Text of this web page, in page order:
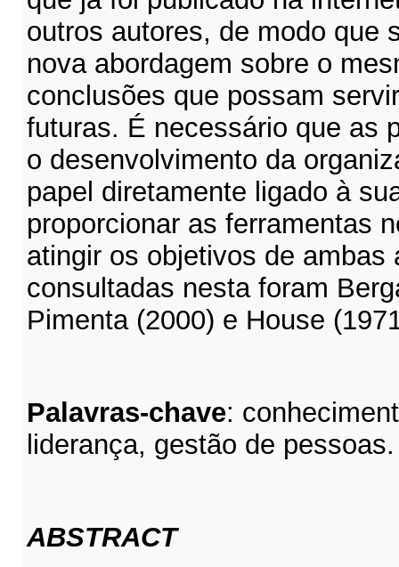
outros autores, de modo que
nova abordagem sobre o
conclusões que possam
futuras. É necessário que as
o desenvolvimento da
papel diretamente ligado à
proporcionar as ferramentas
atingir os objetivos de ambas
consultadas nesta foram
Pimenta (2000) e House
Palavras-chave:
liderança, gestão de pessoas.
ABSTRACT